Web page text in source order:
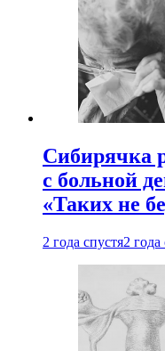
Сибирячка
с больной
«Таких не
2 года спустя2 года